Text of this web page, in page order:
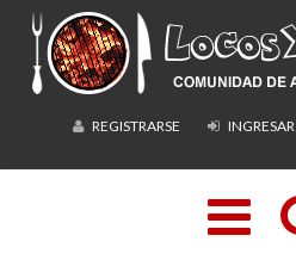
REGISTRARSE INGRESAR
Toggle
navigation